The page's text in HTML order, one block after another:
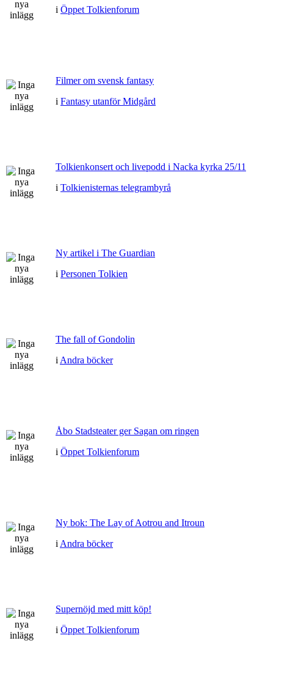
i Öppet Tolkienforum
Filmer om svensk fantasy
i Fantasy utanför Midgård
Tolkienkonsert och livepodd i Nacka kyrka 25/11
i Tolkienisternas telegrambyrå
Ny artikel i The Guardian
i Personen Tolkien
The fall of Gondolin
i Andra böcker
Åbo Stadsteater ger Sagan om ringen
i Öppet Tolkienforum
Ny bok: The Lay of Aotrou and Itroun
i Andra böcker
Supernöjd med mitt köp!
i Öppet Tolkienforum